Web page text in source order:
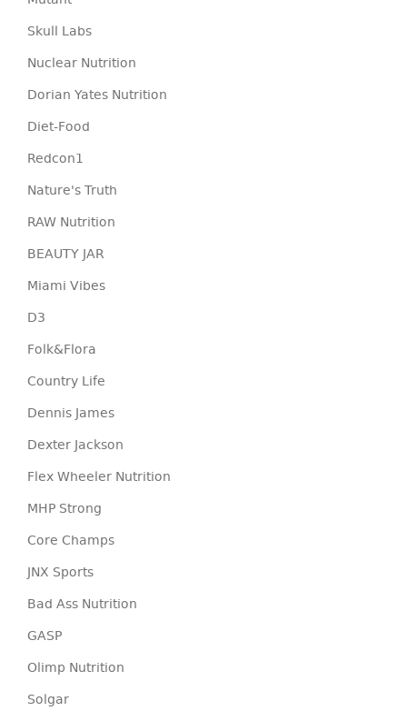
Skull Labs
Nuclear Nutrition
Dorian Yates Nutrition
Diet-Food
Redcon1
Nature's Truth
RAW Nutrition
BEAUTY JAR
Miami Vibes
D3
Folk&Flora
Country Life
Dennis James
Dexter Jackson
Flex Wheeler Nutrition
MHP Strong
Core Champs
JNX Sports
Bad Ass Nutrition
GASP
Olimp Nutrition
Solgar